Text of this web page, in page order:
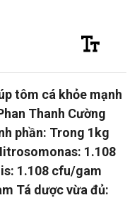
tôm cá khỏe mạnh
Thanh Cường
phần: Trong 1kg
1.108
1.108 cfu/gam
Tá dược vừa đủ: